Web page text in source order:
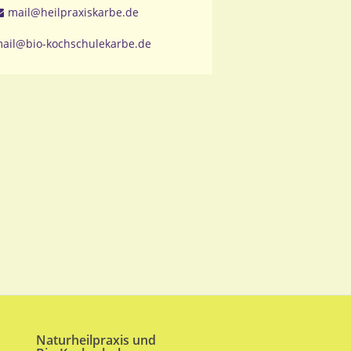
mail@heilpraxiskarbe.de
kochschulekarbe.de
Naturheilpraxis und